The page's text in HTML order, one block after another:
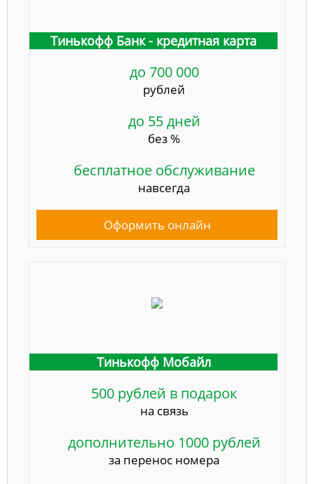
Тинькофф Банк - кредитная карта
до 700 000
рублей
до 55 дней
без %
бесплатное обслуживание
навсегда
Оформить онлайн
Тинькофф Мобайл
500 рублей в подарок
на связь
дополнительно 1000 рублей
за перенос номера